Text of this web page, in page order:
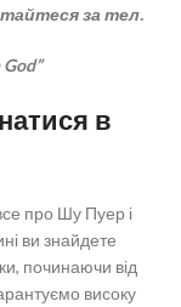
за тел.
в
про Шу Пуер і
ви знайдете
починаючи від
високу